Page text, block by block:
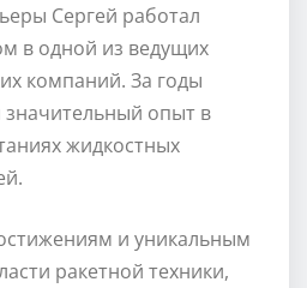
Сергей работал
в одной из ведущих
компаний. За годы
опыт в
жидкостных
и уникальным
ракетной техники,